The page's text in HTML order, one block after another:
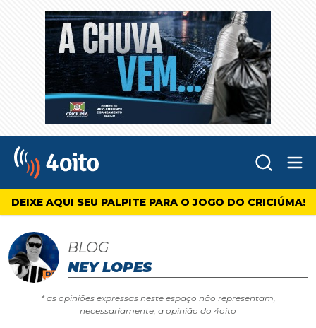
4oito
DEIXE AQUI SEU PALPITE PARA O JOGO DO CRICIÚMA!
BLOG
NEY LOPES
* as opiniões expressas neste espaço não representam,
necessariamente, a opinião do 4oito